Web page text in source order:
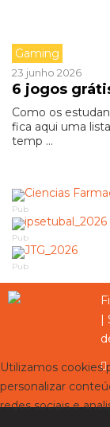
Gaming
23 junho 2026
6 jogos
Como os
fica aqui uma
temp ...
Pub
Pub
Pub
|
Utilizamos cookies
personalizar
redes sociais e